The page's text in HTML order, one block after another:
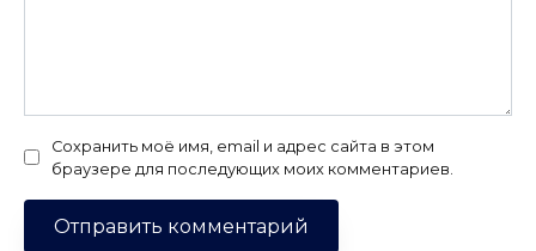
Сохранить моё имя, email и адрес сайта в этом
браузере для последующих моих комментариев.